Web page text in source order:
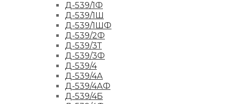
Д-539/1Ф
Д-539/1Ш
Д-539/1ШФ
Д-539/2Ф
Д-539/3Т
Д-539/3Ф
Д-539/4
Д-539/4А
Д-539/4АФ
Д-539/4Б